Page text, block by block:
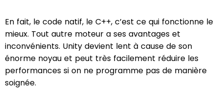
En fait, le code natif, le C++, c’est ce qui fonctionne le
mieux. Tout autre moteur a ses avantages et
inconvénients. Unity devient lent à cause de son
énorme noyau et peut très facilement réduire les
performances si on ne programme pas de manière
soignée.